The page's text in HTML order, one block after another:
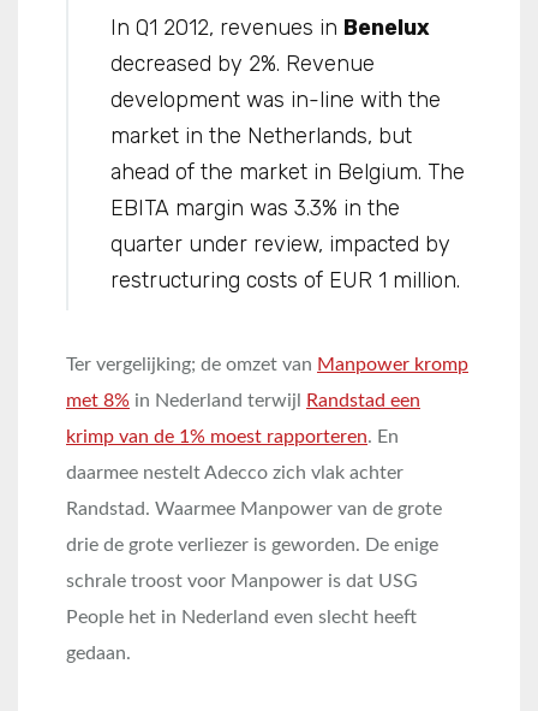
In Q1 2012, revenues in Benelux
decreased by 2%. Revenue
development was in-line with the
market in the Netherlands, but
ahead of the market in Belgium. The
EBITA margin was 3.3% in the
quarter under review, impacted by
restructuring costs of EUR 1 million.
Ter vergelijking; de omzet van Manpower kromp
met 8% in Nederland terwijl
Randstad een
krimp van de 1% moest rapporteren. En
daarmee nestelt Adecco zich vlak achter
Randstad. Waarmee Manpower van de grote
drie de grote verliezer is geworden. De enige
schrale troost voor Manpower is dat USG
People het in Nederland even slecht heeft
gedaan.